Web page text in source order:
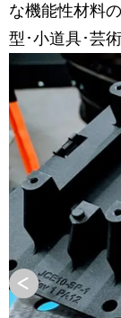
な機能性材料
型･小道具･芸